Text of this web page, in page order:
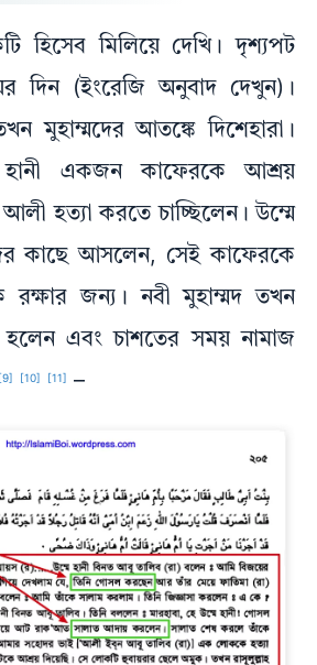
হিসেব মিলিয়ে দেখি। দৃশ্যপট
দিন (ইংরেজি অনুবাদ দেখুন)।
মুহাম্মদের আতঙ্কে দিশেহারা।
হানী একজন কাফেরকে আশ্রয়
হত্যা করতে চাচ্ছিলেন। উম্মে
কাছে আসলেন, সেই কাফেরকে
জন্য। নবী মুহাম্মদ তখন
এবং চাশতের সময় নামাজ
[9] [10] [11] –